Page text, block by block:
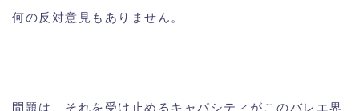
何の反対意見もありません。
問題は、それを受け止めるキャパシティがこのバレエ界